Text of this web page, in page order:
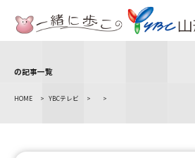
の記事一覧
HOME > YBCテレビ > >